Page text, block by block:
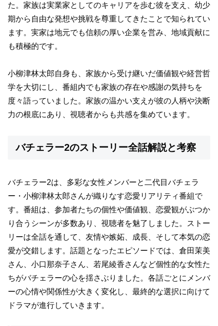
た。家族は実業家としてのキャリアを歩む彼を支え、幼少
期から自由な発想や挑戦を尊重してきたことで知られてい
ます。実家は地元でも信頼の厚い企業を営み、地域貢献に
も積極的です。
小柳津林太郎自身も、家族から受け継いだ価値観や経営哲
学を大切にし、番組内でも家族の存在や感謝の気持ちを
度々語っていました。家族の温かい支えが彼の人柄や決断
力の根底にあり、視聴者からも共感を集めています。
バチェラー2のストーリー全話解説と考察
バチェラー2は、多彩な女性メンバーと二代目バチェラ
ー・小柳津林太郎さんが織りなす恋愛リアリティ番組で
す。番組は、参加者たちの個性や価値観、恋愛観がぶつか
り合うシーンが多数あり、視聴者を魅了しました。ストー
リーは全話を通して、友情や嫉妬、成長、そして本気の恋
愛が交錯します。話題となったエピソードでは、倉田茉美
さん、小口那奈子さん、若尾綾香さんなど個性的な女性た
ちがバチェラーの心を揺さぶりました。各話ごとにメンバ
ーの心情や関係性が大きく変化し、最終的な選択に向けて
ドラマが進行していきます。